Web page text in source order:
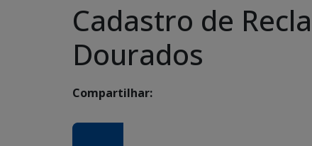
Cadastro de
Dourados
Compartilhar: